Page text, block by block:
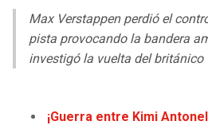
OTRAS LIGAS
TEXANS
COLTS
MAGIC
Max Verstappen perdió el
pista provocando la bandera
investigó la vuelta del británico
¡Guerra entre Kimi